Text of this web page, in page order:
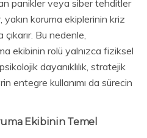
panikler veya siber tehditler
koruma ekiplerinin kriz
Bu nedenle,
ekibinin rolü yalnızca fiziksel
dayanıklılık, stratejik
entegre kullanımı da sürecin
Ekibinin Temel